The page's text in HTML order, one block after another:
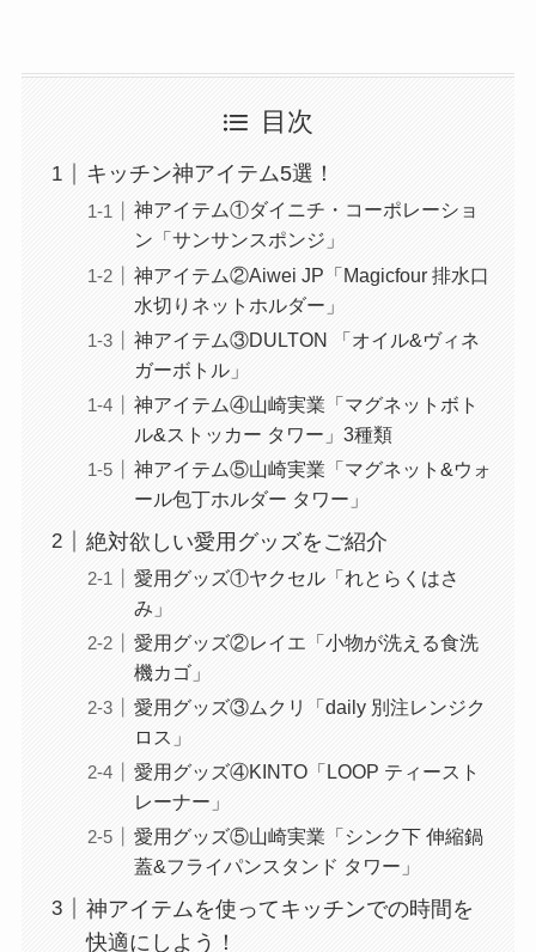
目次
キッチン神アイテム5選！
神アイテム①ダイニチ・コーポレーショ
ン「サンサンスポンジ」
神アイテム②Aiwei JP「Magicfour 排水口
水切りネットホルダー」
神アイテム③DULTON 「オイル&ヴィネ
ガーボトル」
神アイテム④山崎実業「マグネットボト
ル&ストッカー タワー」3種類
神アイテム⑤山崎実業「マグネット&ウォ
ール包丁ホルダー タワー」
絶対欲しい愛用グッズをご紹介
愛用グッズ①ヤクセル「れとらくはさ
み」
愛用グッズ②レイエ「小物が洗える食洗
機カゴ」
愛用グッズ③ムクリ「daily 別注レンジク
ロス」
愛用グッズ④KINTO「LOOP ティースト
レーナー」
愛用グッズ⑤山崎実業「シンク下 伸縮鍋
蓋&フライパンスタンド タワー」
神アイテムを使ってキッチンでの時間を
快適にしよう！